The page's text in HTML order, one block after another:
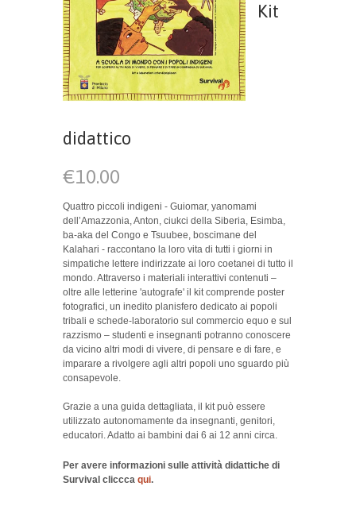
Kit
didattico
€10.00
Quattro piccoli indigeni - Guiomar, yanomami
dell’Amazzonia, Anton, ciukci della Siberia, Esimba,
ba-aka del Congo e Tsuubee, boscimane del
Kalahari - raccontano la loro vita di tutti i giorni in
simpatiche lettere indirizzate ai loro coetanei di tutto il
mondo. Attraverso i materiali interattivi contenuti –
oltre alle letterine 'autografe' il kit comprende poster
fotografici, un inedito planisfero dedicato ai popoli
tribali e schede-laboratorio sul commercio equo e sul
razzismo – studenti e insegnanti potranno conoscere
da vicino altri modi di vivere, di pensare e di fare, e
imparare a rivolgere agli altri popoli uno sguardo più
consapevole.
Grazie a una guida dettagliata, il kit può essere
utilizzato autonomamente da insegnanti, genitori,
educatori. Adatto ai bambini dai 6 ai 12 anni circa.
Per avere informazioni sulle attività didattiche di
Survival cliccca qui.